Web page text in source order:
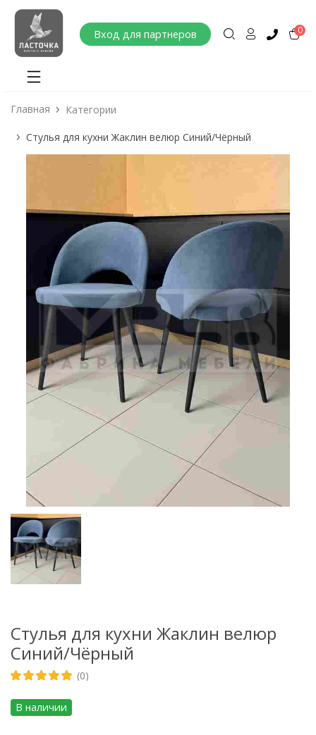
Вход для партнеров 0
Главная Категории
Стулья для кухни Жаклин велюр Синий/Чёрный
Стулья для кухни Жаклин велюр
Синий/Чёрный
(0)
В наличии